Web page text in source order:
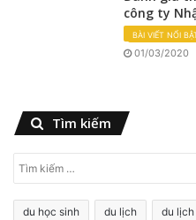
công ty
BÀI VIẾT NỔI
01/03/2020
Tìm kiếm
du học sinh du lịch du lịch